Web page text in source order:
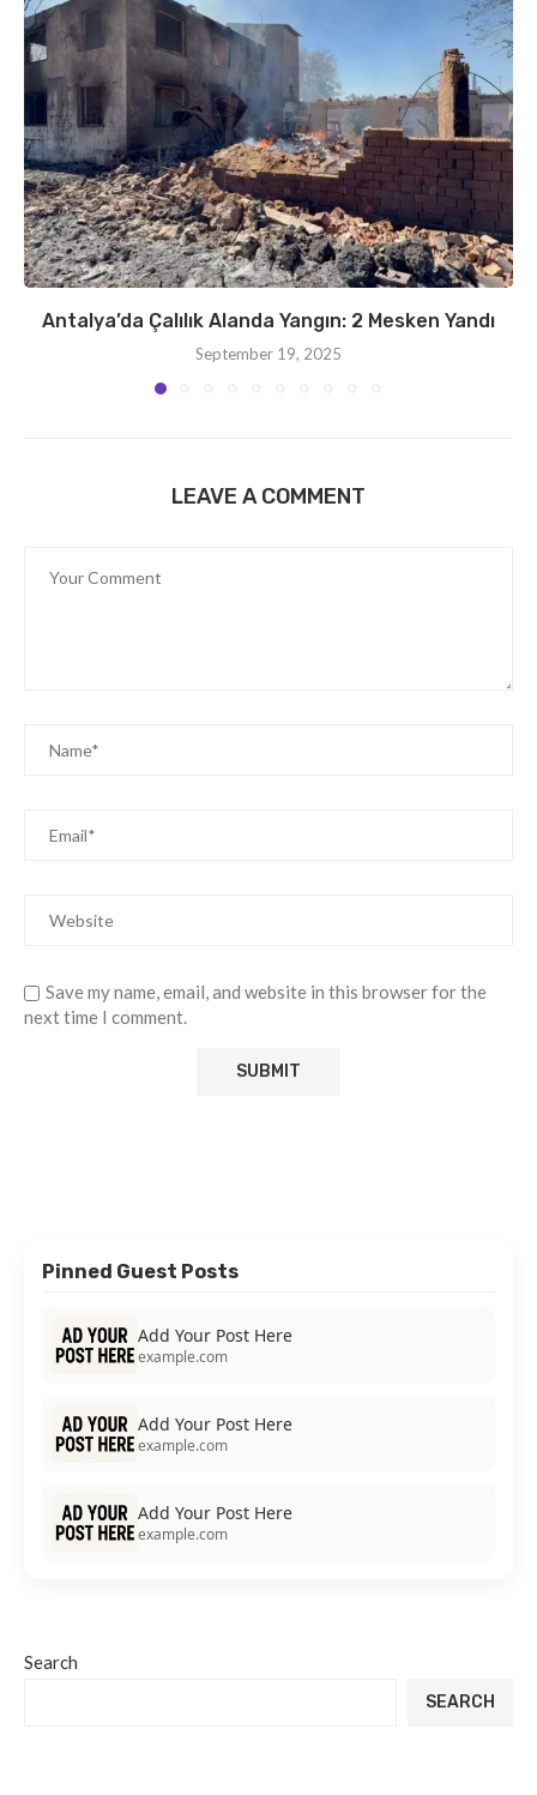
Antalya’da Çalılık Alanda Yangın: 2 Mesken Yandı
September 19, 2025
LEAVE A COMMENT
Save my name, email, and website in this browser for the
next time I comment.
Pinned Guest Posts
Add Your Post Here
example.com
Add Your Post Here
example.com
Add Your Post Here
example.com
Search
SEARCH